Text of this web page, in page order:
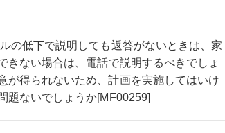
の低下で説明しても返答がないときは、家
ない場合は、電話で説明するべきでしょ
が得られないため、計画を実施してはいけ
題ないでしょうか[MF00259]